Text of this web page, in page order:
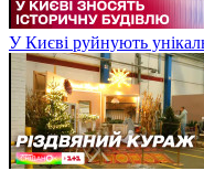
У Києві руйнують